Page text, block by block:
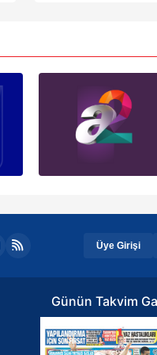
Üye Girişi
Günün Takvim